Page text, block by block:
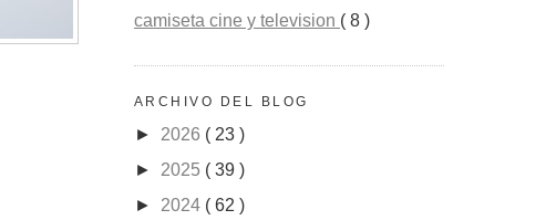
camiseta cine y television ( 8 )
ARCHIVO DEL BLOG
► 2026 ( 23 )
► 2025 ( 39 )
► 2024 ( 62 )